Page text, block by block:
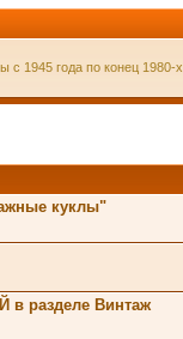
с 1945 года по конец 1980-х
куклы"
разделе Винтаж